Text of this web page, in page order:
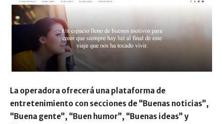
La operadora ofrecerá una plataforma de
entretenimiento con secciones de “Buenas noticias”,
“Buena gente”, “Buen humor”, “Buenas ideas” y